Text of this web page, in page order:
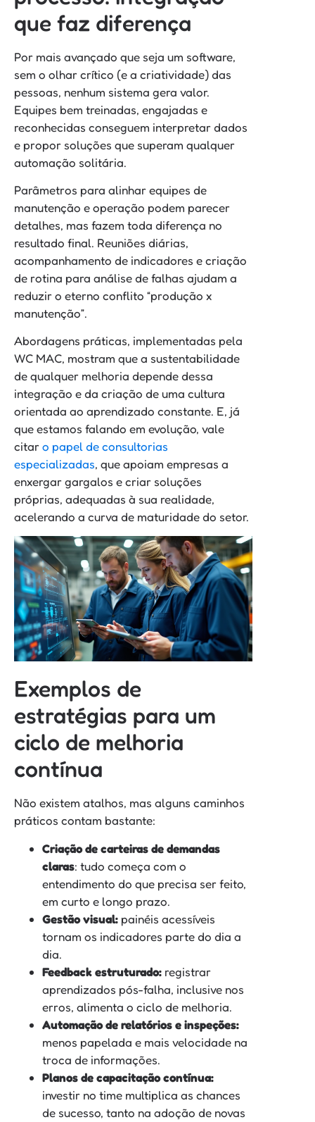
que faz diferença
Por mais avançado que seja um software,
sem o olhar crítico (e a criatividade) das
pessoas, nenhum sistema gera valor.
Equipes bem treinadas, engajadas e
reconhecidas conseguem interpretar dados
e propor soluções que superam qualquer
automação solitária.
Parâmetros para alinhar equipes de
manutenção e operação podem parecer
detalhes, mas fazem toda diferença no
resultado final. Reuniões diárias,
acompanhamento de indicadores e criação
de rotina para análise de falhas ajudam a
reduzir o eterno conflito “produção x
manutenção”.
Abordagens práticas, implementadas pela
WC MAC, mostram que a sustentabilidade
de qualquer melhoria depende dessa
integração e da criação de uma cultura
orientada ao aprendizado constante. E, já
que estamos falando em evolução, vale
citaro papel de consultorias
especializadas, que apoiam empresas a
enxergar gargalos e criar soluções
próprias, adequadas à sua realidade,
acelerando a curva de maturidade do setor.
Exemplos de
estratégias para um
ciclo de melhoria
contínua
Não existem atalhos, mas alguns caminhos
práticos contam bastante:
Criação de carteiras de demandas
claras: tudo começa com o
entendimento do que precisa ser feito,
em curto e longo prazo.
Gestão visual: painéis acessíveis
tornam os indicadores parte do dia a
dia.
Feedback estruturado: registrar
aprendizados pós-falha, inclusive nos
erros, alimenta o ciclo de melhoria.
Automação de relatórios e inspeções:
menos papelada e mais velocidade na
troca de informações.
Planos de capacitação contínua:
investir no time multiplica as chances
de sucesso, tanto na adoção de novas